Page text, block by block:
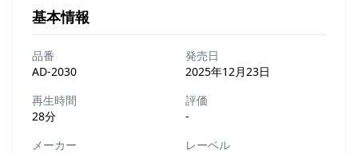
基本情報
品番
AD-2030
発売日
2025年12月23日
再生時間
28分
評価
-
メーカー
レーベル